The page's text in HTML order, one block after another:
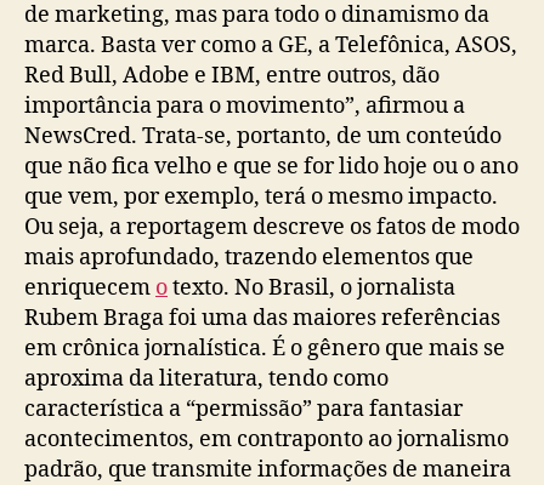
de marketing, mas para todo o dinamismo da
marca. Basta ver como a GE, a Telefônica, ASOS,
Red Bull, Adobe e IBM, entre outros, dão
importância para o movimento”, afirmou a
NewsCred. Trata-se, portanto, de um conteúdo
que não fica velho e que se for lido hoje ou o ano
que vem, por exemplo, terá o mesmo impacto.
Ou seja, a reportagem descreve os fatos de modo
mais aprofundado, trazendo elementos que
enriquecem otexto. No Brasil, o jornalista
Rubem Braga foi uma das maiores referências
em crônica jornalística. É o gênero que mais se
aproxima da literatura, tendo como
característica a “permissão” para fantasiar
acontecimentos, em contraponto ao jornalismo
padrão, que transmite informações de maneira